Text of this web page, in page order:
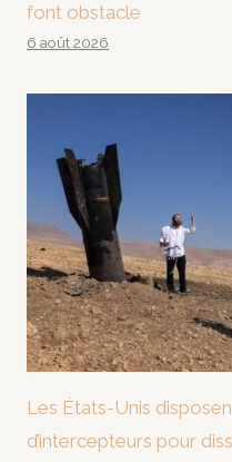
font obstacle
6 août 2026
Les États-Unis
d’intercepteurs pour